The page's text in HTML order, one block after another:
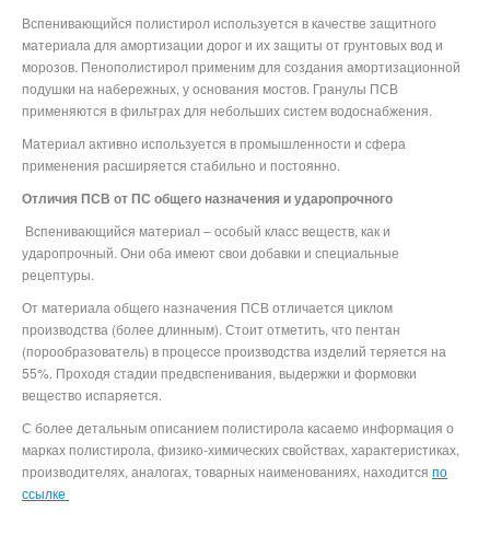
Вспенивающийся полистирол используется в качестве защитного
материала для амортизации дорог и их защиты от грунтовых вод и
морозов. Пенополистирол применим для создания амортизационной
подушки на набережных, у основания мостов. Гранулы ПСВ
применяются в фильтрах для небольших систем водоснабжения.
Материал активно используется в промышленности и сфера
применения расширяется стабильно и постоянно.
Отличия ПСВ от ПС общего назначения и ударопрочного
Вспенивающийся материал – особый класс веществ, как и
ударопрочный. Они оба имеют свои добавки и специальные
рецептуры.
От материала общего назначения ПСВ отличается циклом
производства (более длинным). Стоит отметить, что пентан
(порообразователь) в процессе производства изделий теряется на
55%. Проходя стадии предвспенивания, выдержки и формовки
вещество испаряется.
С более детальным описанием полистирола касаемо информация о
марках полистирола, физико-химических свойствах, характеристиках,
производителях, аналогах, товарных наименованиях, находится по
ссылке